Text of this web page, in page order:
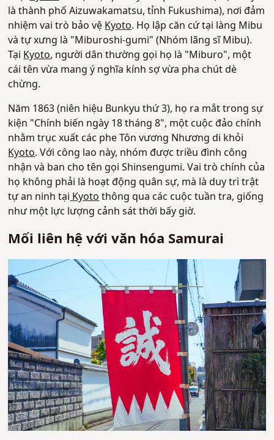
là thành phố Aizuwakamatsu, tỉnh Fukushima), nơi đảm
nhiệm vai trò bảo vệKyoto. Họ lập căn cứ tại làng Mibu
và tự xưng là "Miburoshi-gumi" (Nhóm lãng sĩ Mibu).
TạiKyoto, người dân thường gọi họ là "Miburo", một
cái tên vừa mang ý nghĩa kính sợ vừa pha chút dè
chừng.
Năm 1863 (niên hiệu Bunkyu thứ 3), họ ra mắt trong sự
kiện "Chính biến ngày 18 tháng 8", một cuộc đảo chính
nhằm trục xuất các phe Tôn vương Nhương di khỏi
Kyoto. Với công lao này, nhóm được triều đình công
nhận và ban cho tên gọi Shinsengumi. Vai trò chính của
họ không phải là hoạt động quân sự, mà là duy trì trật
tự an ninh tạiKyotothông qua các cuộc tuần tra, giống
như một lực lượng cảnh sát thời bấy giờ.
Mối liên hệ với văn hóa Samurai